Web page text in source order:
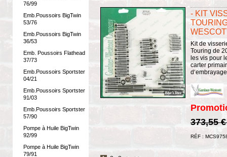
76/99
Emb.Poussoirs BigTwin
53/76
Emb.Poussoirs BigTwin
36/53
Emb. Poussoirs Flathead
37/73
Emb.Poussoirs Sportster
04/21
Emb.Poussoirs Sportster
91/03
Emb.Poussoirs Sportster
57/90
Pompe à Huile BigTwin
92/99
Pompe à Huile BigTwin
79/91
- KIT
Kit de
Touring de
les vis pour
carter
373,55
RÉF :